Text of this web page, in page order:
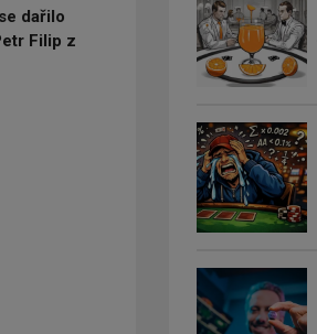
se dařilo
Filip z